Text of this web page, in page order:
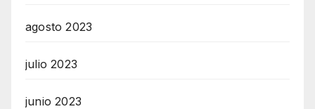
agosto 2023
julio 2023
junio 2023